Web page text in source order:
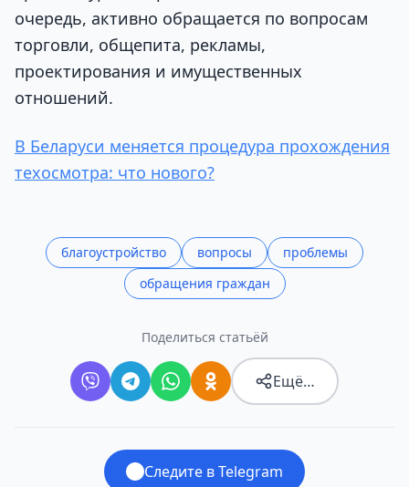
очередь, активно обращается по вопросам
торговли, общепита, рекламы,
проектирования и имущественных
отношений.
В Беларуси меняется процедура прохождения
техосмотра: что нового?
благоустройство вопросы
проблемы
обращения граждан
Поделиться статьёй
Ещё…
Следите в Telegram